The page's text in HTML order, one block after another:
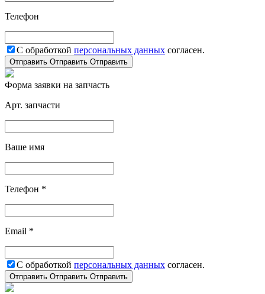
Телефон
С обработкой персональных данных согласен.
Отправить Отправить Отправить
Форма заявки на запчасть
Арт. запчасти
Ваше имя
Телефон *
Email *
С обработкой персональных данных согласен.
Отправить Отправить Отправить